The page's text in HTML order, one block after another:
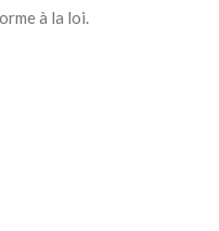
à la loi.